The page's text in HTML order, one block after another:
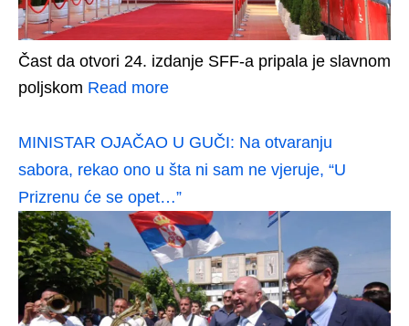
Čast da otvori 24. izdanje SFF-a pripala je slavnom
poljskom Read more
MINISTAR OJAČAO U GUČI: Na otvaranju
sabora, rekao ono u šta ni sam ne vjeruje, “U
Prizrenu će se opet…”